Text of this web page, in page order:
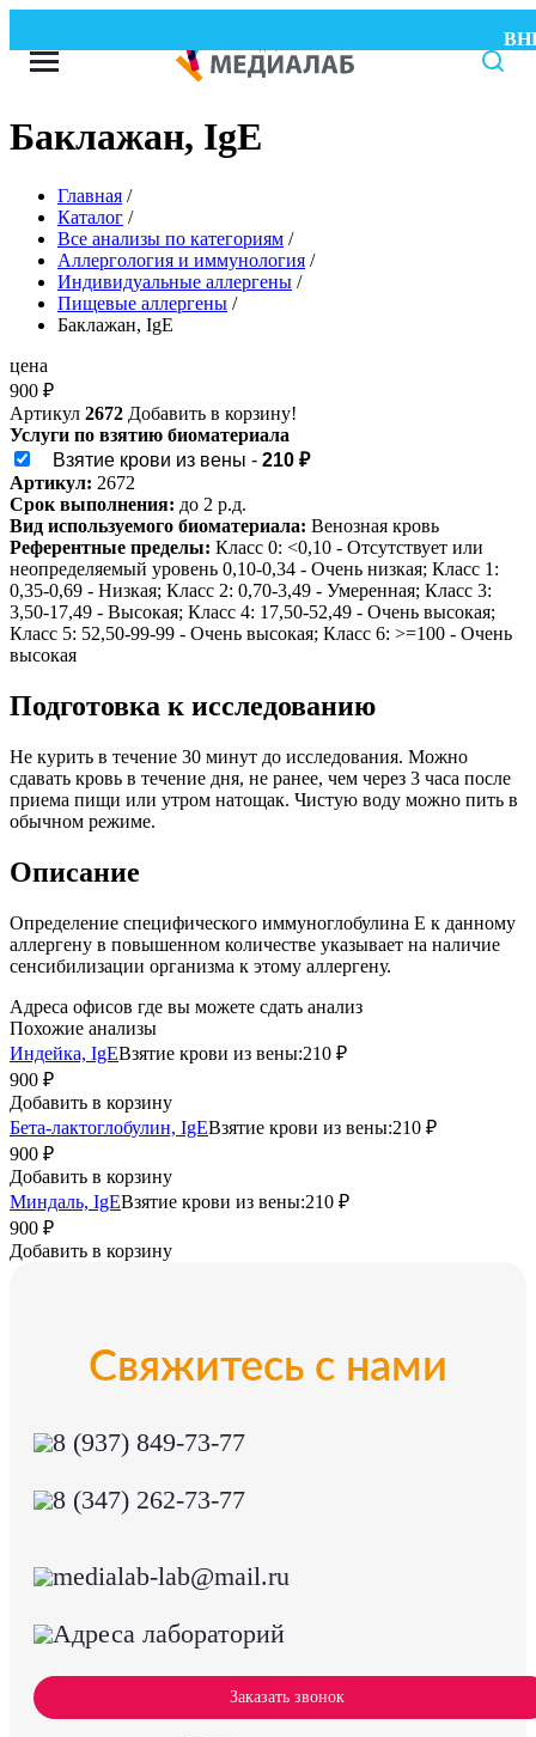
Баклажан, IgE
Главная /
Каталог /
Все анализы по категориям /
Аллергология и иммунология /
Индивидуальные аллергены /
Пищевые аллергены /
Баклажан, IgE
цена
900 ₽
Артикул 2672 Добавить в корзину!
Услуги по взятию биоматериала
Взятие крови из вены - 210 ₽
Артикул: 2672
Срок выполнения: до 2 р.д.
Вид используемого биоматериала: Венозная кровь
Референтные пределы: Класс 0: <0,10 - Отсутствует или
неопределяемый уровень 0,10-0,34 - Очень низкая; Класс 1:
0,35-0,69 - Низкая; Класс 2: 0,70-3,49 - Умеренная; Класс 3:
3,50-17,49 - Высокая; Класс 4: 17,50-52,49 - Очень высокая;
Класс 5: 52,50-99-99 - Очень высокая; Класс 6: >=100 - Очень
высокая
Подготовка к исследованию
Не курить в течение 30 минут до исследования. Можно
сдавать кровь в течение дня, не ранее, чем через 3 часа после
приема пищи или утром натощак. Чистую воду можно пить в
обычном режиме.
Описание
Определение специфического иммуноглобулина Е к данному
аллергену в повышенном количестве указывает на наличие
сенсибилизации организма к этому аллергену.
Адреса офисов где вы можете сдать анализ
Похожие анализы
Индейка, IgEВзятие крови из вены:210 ₽
900 ₽
Добавить в корзину
Бета-лактоглобулин, IgEВзятие крови из вены:210 ₽
900 ₽
Добавить в корзину
Миндаль, IgEВзятие крови из вены:210 ₽
900 ₽
Добавить в корзину
Свяжитесь с нами
8 (937) 849-73-77
8 (347) 262-73-77
medialab-lab@mail.ru
Адреса лабораторий
Заказать звонок